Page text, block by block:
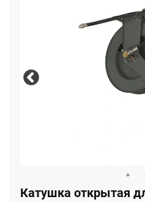
Катушка открытая